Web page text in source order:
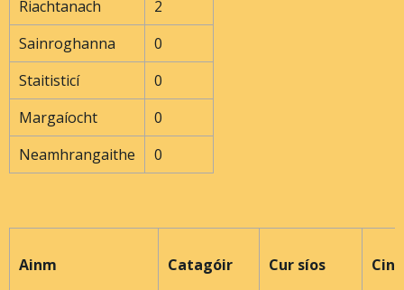
Riachtanach
2
Sainroghanna
0
Staitisticí
0
Margaíocht
0
Neamhrangaithe
0
Ainm Catagóir Cur síos